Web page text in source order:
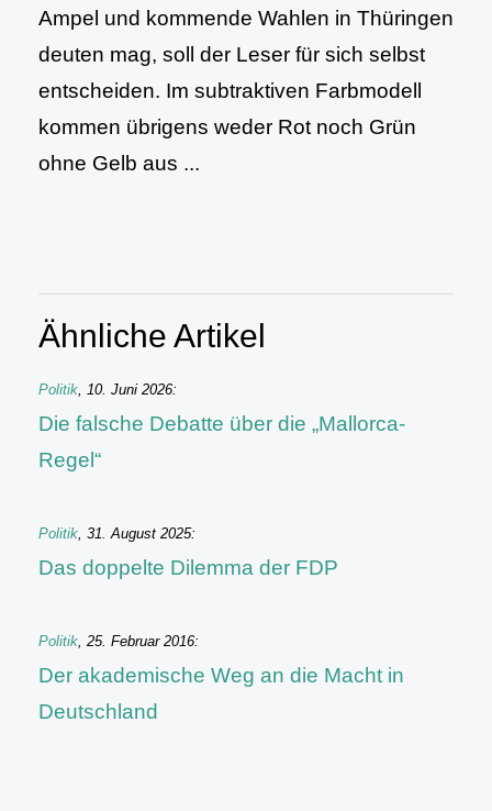
Ampel und kommende Wahlen in Thüringen
deuten mag, soll der Leser für sich selbst
entscheiden. Im subtraktiven Farbmodell
kommen übrigens weder Rot noch Grün
ohne Gelb aus ...
Ähnliche Artikel
Politik 10. Juni 2026:
Die falsche Debatte über die „Mallorca-
Regel“
Politik 31. August 2025:
Das doppelte Dilemma der FDP
Politik 25. Februar 2016:
Der akademische Weg an die Macht in
Deutschland